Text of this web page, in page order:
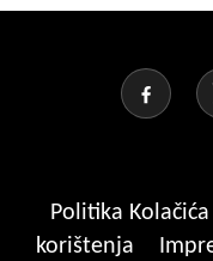
Politika Kolačića
korištenja